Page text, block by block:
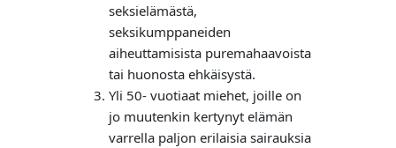
seksielämästä,
seksikumppaneiden
aiheuttamisista puremahaavoista
tai huonosta ehkäisystä.
Yli 50- vuotiaat miehet, joille on
jo muutenkin kertynyt elämän
varrella paljon erilaisia sairauksia